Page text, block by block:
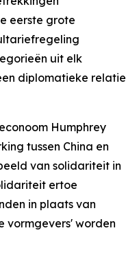
eerste grote
uit elk
diplomatieke relatie
Humphrey
tussen China en
van solidariteit in
ertoe
in plaats van
vormgevers' worden